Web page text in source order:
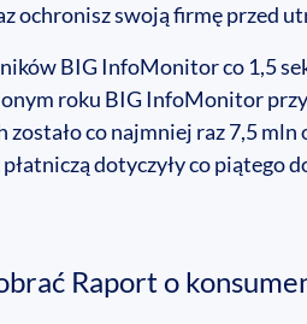
ochronisz swoją firmę przed
BIG InfoMonitor co 1,5
roku BIG InfoMonitor
co najmniej raz 7,5
dotyczyły co piątego
Raport o